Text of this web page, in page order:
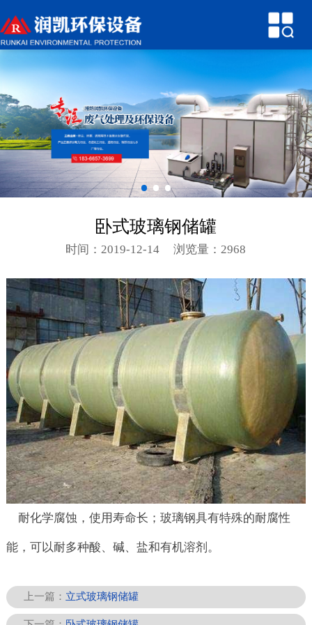
关于润凯
产品中心
新闻中心
技术参数
行业知识
环保案例
卧式玻璃钢储罐
时间：2019-12-14 浏览量：2968
耐化学腐蚀，使用寿命长；玻璃钢具有特殊的耐腐性
能，可以耐多种酸、碱、盐和有机溶剂。
上一篇： 立式玻璃钢储罐